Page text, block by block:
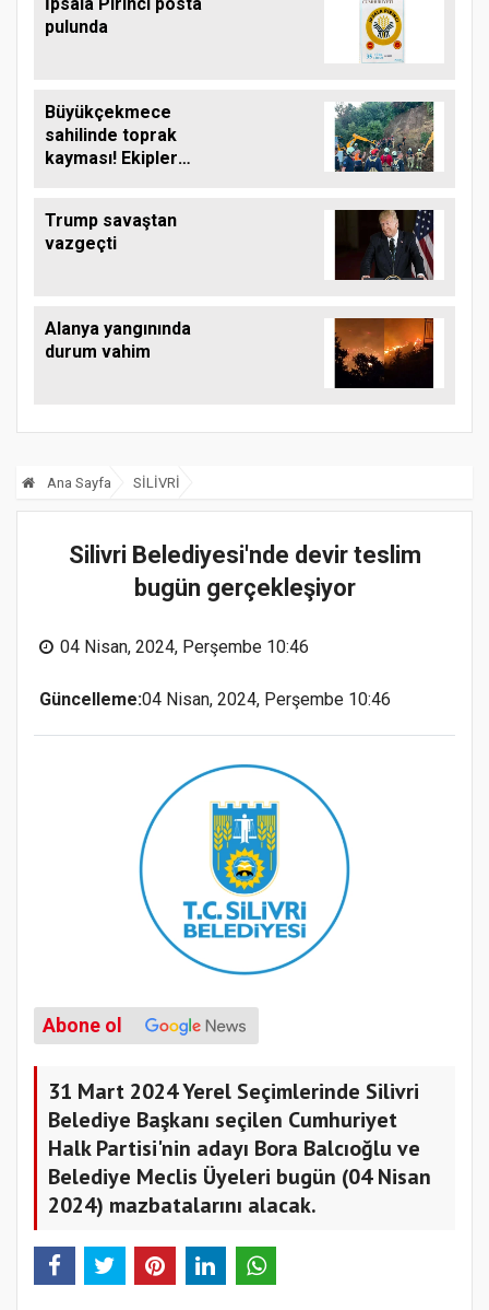
pulunda
Büyükçekmece
sahilinde toprak
kayması! Ekipler
Trump savaştan
vazgeçti
Alanya yangınında
durum vahim
Ana Sayfa SİLİVRİ
Silivri Belediyesi'nde devir teslim
bugün gerçekleşiyor
04 Nisan, 2024, Perşembe 10:46
Güncelleme:04 Nisan, 2024, Perşembe 10:46
Abone ol
31 Mart 2024 Yerel Seçimlerinde Silivri
Belediye Başkanı seçilen Cumhuriyet
Halk Partisi'nin adayı Bora Balcıoğlu ve
Belediye Meclis Üyeleri bugün (04 Nisan
2024) mazbatalarını alacak.